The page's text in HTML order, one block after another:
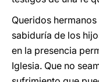
Queridos
sabiduría de los
en la presencia
Iglesia. Que no